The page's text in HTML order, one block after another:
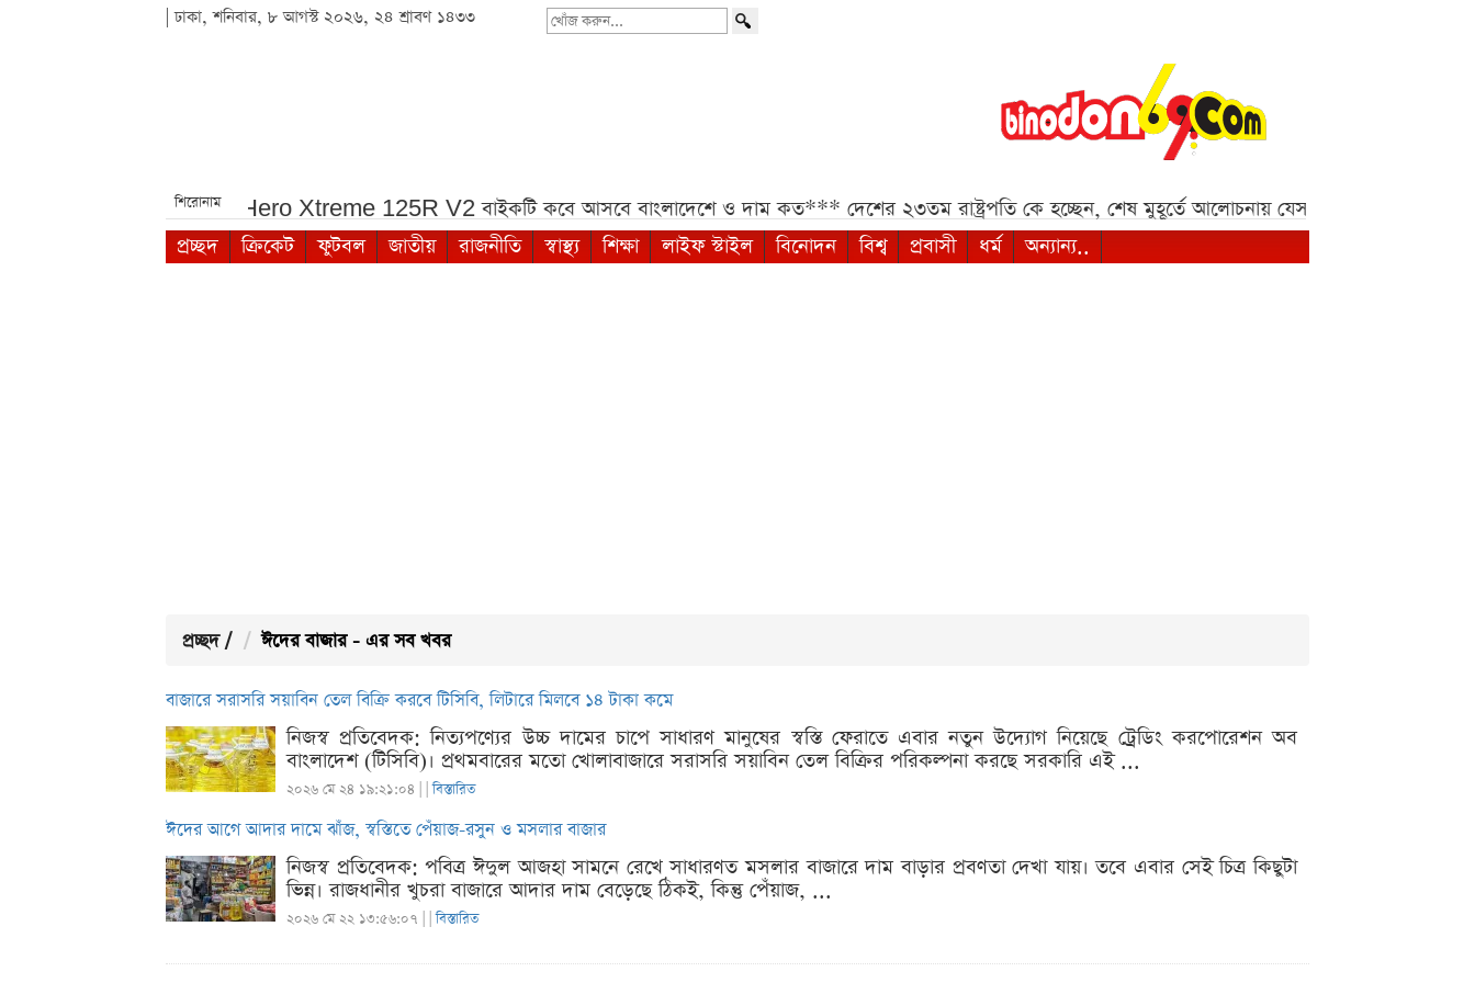
| ঢাকা, শনিবার, ৮ আগস্ট ২০২৬, ২৪ শ্রাবণ ১৪৩৩
খোঁজ
শিরোনাম
নিয়ে যা জানা গেল*** Hero Xtreme 125R V2 বাইকটি কবে আসবে বাংলাদেশে ও দাম কত*** দেশের ২৩তম রাষ্ট্রপতি কে হচ্ছেন, শেষ মুহূর্তে আলোচনায় যেসব নাম***
প্রচ্ছদ
ক্রিকেট ফুটবল জাতীয় রাজনীতি স্বাস্থ্য শিক্ষা লাইফ স্টাইল বিনোদন বিশ্ব প্রবাসী ধর্ম অন্যান্য..
প্রচ্ছদ / ঈদের বাজার - এর সব খবর
বাজারে সরাসরি সয়াবিন তেল বিক্রি করবে টিসিবি, লিটারে মিলবে ১৪ টাকা কমে
নিজস্ব প্রতিবেদক: নিত্যপণ্যের উচ্চ দামের চাপে সাধারণ মানুষের স্বস্তি ফেরাতে এবার নতুন উদ্যোগ নিয়েছে ট্রেডিং করপোরেশন অব
বাংলাদেশ (টিসিবি)। প্রথমবারের মতো খোলাবাজারে সরাসরি সয়াবিন তেল বিক্রির পরিকল্পনা করছে সরকারি এই ...
২০২৬ মে ২৪ ১৯:২১:০৪ | |বিস্তারিত
ঈদের আগে আদার দামে ঝাঁজ, স্বস্তিতে পেঁয়াজ-রসুন ও মসলার বাজার
নিজস্ব প্রতিবেদক: পবিত্র ঈদুল আজহা সামনে রেখে সাধারণত মসলার বাজারে দাম বাড়ার প্রবণতা দেখা যায়। তবে এবার সেই চিত্র কিছুটা
ভিন্ন। রাজধানীর খুচরা বাজারে আদার দাম বেড়েছে ঠিকই, কিন্তু পেঁয়াজ, ...
২০২৬ মে ২২ ১৩:৫৬:০৭ | |বিস্তারিত